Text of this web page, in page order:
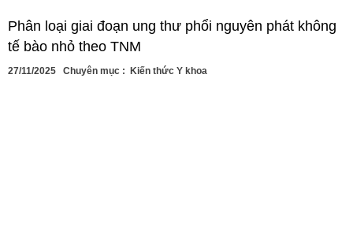
Phân loại giai đoạn ung thư phổi nguyên phát không
tế bào nhỏ theo TNM
27/11/2025 Chuyên mục : Kiến thức Y khoa